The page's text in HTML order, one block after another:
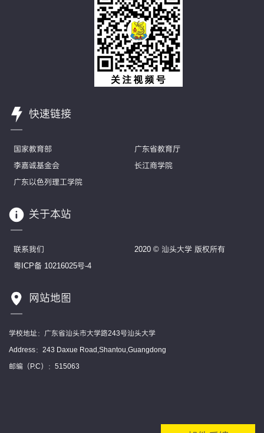
快速链接
国家教育部
广东省教育厅
李嘉诚基金会
长江商学院
广东以色列理工学院
关于本站
联系我们
2020 © 汕头大学 版权所有
粤ICP备 10216025号-4
网站地图
学校地址：广东省汕头市大学路243号汕头大学
Address：243 Daxue Road,Shantou,Guangdong
邮编（P.C）：515063